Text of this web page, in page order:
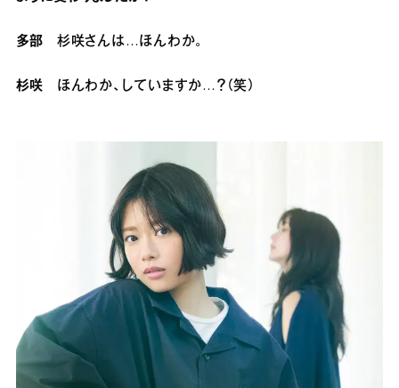
多部 杉咲さんは…ほんわか。
杉咲 ほんわか、していますか…？（笑）